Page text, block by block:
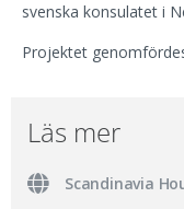
svenska konsulatet i
Projektet
Läs mer
Scandinavia